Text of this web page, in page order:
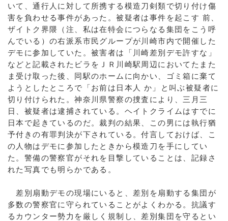
いて、通行人に対して所携する模造刀剣類で切り付け傷
害を負わせる事件があった。被疑者は事件を起こす 前、
ザイトク界隈（注、私は在特会につらなる集団をこう呼
んでいる）の右派系市民グループが川崎市内で開催した
デモに参加していた。被害者は「川崎差別デモ許すな」
などと記載されたビラをＪＲ川崎駅周辺においてたまた
ま受け取った後、同駅のホームに向かい、ゴミ箱に棄て
ようとしたところで「お前は日本人 か」と叫ぶ被疑者に
切り付けられた。神奈川県警察の捜査により、三月三
日、被疑者は逮捕されている。ヘイトクライムはすでに
日本で起きているのだ。裁判の結果、この男には執行猶
予付きの有罪判決が下されている。付言しておけば、こ
の人物はデモに参加したときから模造刀を手にしてい
た。警備の警察官がそれを目撃していることは、記録さ
れた写真でも明らかである。
差別扇動デモの現場にいると、差別を扇動する集団が
多数の警察官に守られていることがよくわかる。抗議す
るカウンター勢力を厳しく規制し、差別集団を守るとい